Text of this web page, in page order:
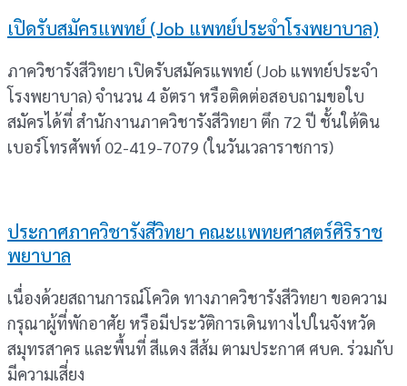
เปิดรับสมัครแพทย์ (Job แพทย์ประจำโรงพยาบาล)
ภาควิชารังสีวิทยา เปิดรับสมัครแพทย์ (Job แพทย์ประจำ
โรงพยาบาล) จำนวน 4 อัตรา หรือติดต่อสอบถามขอใบ
สมัครได้ที่ สำนักงานภาควิชารังสีวิทยา ตึก 72 ปี ชั้นใต้ดิน
เบอร์โทรศัพท์ 02-419-7079 (ในวันเวลาราชการ)
ประกาศภาควิชารังสีวิทยา คณะแพทยศาสตร์ศิริราช
พยาบาล
เนื่องด้วยสถานการณ์โควิด ทางภาควิชารังสีวิทยา ขอความ
กรุณาผู้ที่พักอาศัย หรือมีประวัติการเดินทางไปในจังหวัด
สมุทรสาคร และพื้นที่ สีแดง สีส้ม ตามประกาศ ศบค. ร่วมกับ
มีความเสี่ยง